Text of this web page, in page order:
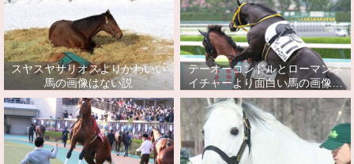
スヤスヤサリオスよりかわいい
馬の画像はない説
テーオーコンドルとローマンネ
イチャーより面白い馬の画像っ
てあるの？